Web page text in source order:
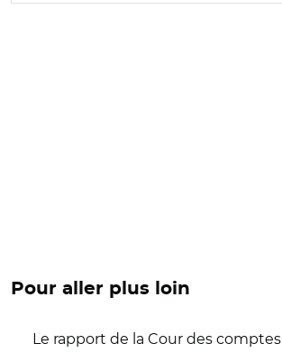
Pour aller plus loin
Le rapport de la Cour des comptes